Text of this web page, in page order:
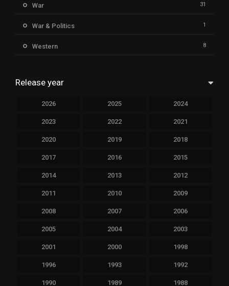
War 31
War & Politics 1
Western 8
Release year
2026 2025 2024
2023 2022 2021
2020 2019 2018
2017 2016 2015
2014 2013 2012
2011 2010 2009
2008 2007 2006
2005 2004 2003
2001 2000 1998
1996 1993 1992
1990 1989 1988